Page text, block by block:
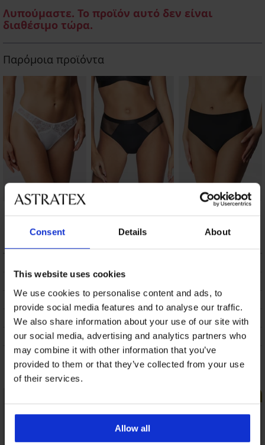
Consent Details About
This website uses cookies
We use cookies to personalise content and ads, to
provide social media features and to analyse our traffic.
We also share information about your use of our site with
our social media, advertising and analytics partners who
may combine it with other information that you’ve
provided to them or that they’ve collected from your use
of their services.
Allow all
Λυπούμαστε. Το προϊόν αυτό δεν είναι
διαθέσιμο τώρα.
Παρόμοια προϊόντα
Brazil σλιπ Katia
Brazil σλιπ DIVA by
IVA
17,99 €
ΑΠΟΣΤΟΛΗ ΚΑΙ ΠΛΗΡΩΜΗ
ΑΛΛΑΓΗ
ΣΥΝΤΗΡΗΣΗ ΚΑΙ ΠΛΥΣΗ
Η ΜΆΡΚΑ
Μπορεί να σας αρέσει